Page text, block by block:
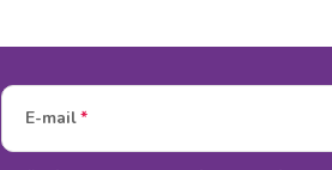
E-mail